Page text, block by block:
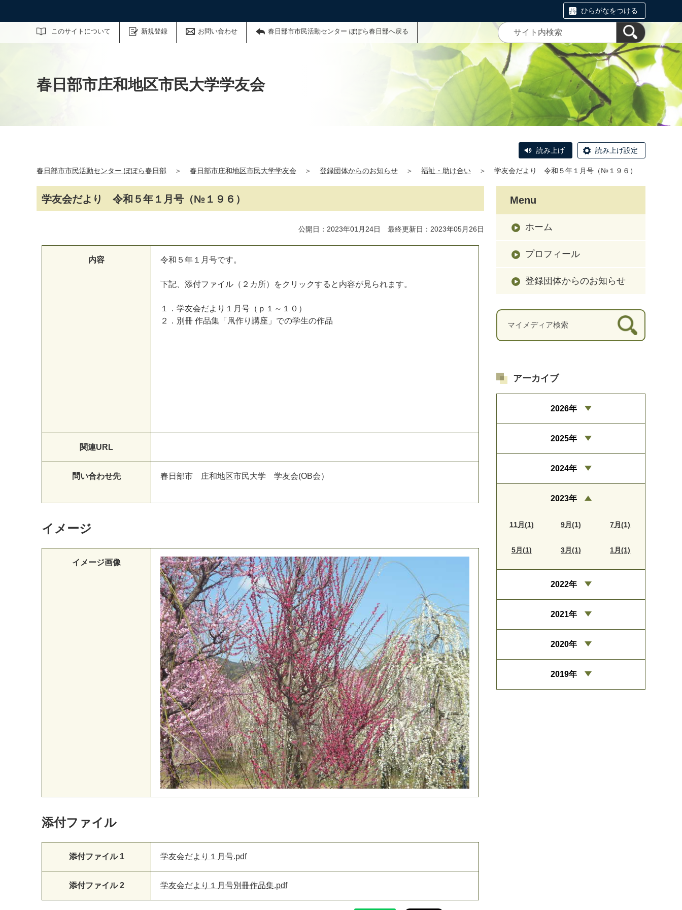
ひらがなをつける
このサイトについて 新規登録 お問い合わせ 春日部市市民活動センター ぽぽら春日部へ戻る
サイト内検索
春日部市庄和地区市民大学学友会
読み上げ 読み上げ設定
春日部市市民活動センター ぽぽら春日部 ＞ 春日部市庄和地区市民大学学友会 ＞ 登録団体からのお知らせ ＞ 福祉・助け合い ＞ 学友会だより 令和５年１月号（№１９６）
学友会だより 令和５年１月号（№１９６）
公開日：2023年01月24日 最終更新日：2023年05月26日
内容 令和５年１月号です。
下記、添付ファイル（２カ所）をクリックすると内容が見られます。
１．学友会だより１月号（ｐ１～１０）
２．別冊 作品集「凧作り講座」での学生の作品
関連URL
問い合わせ先 春 日 部市 庄和地区市民大学 学友会(OB会）
イメージ
イメージ画像
添付ファイル
添付ファイル 1 学友会だより１月号.pdf
添付ファイル 2 学友会だより１月号別冊作品集.pdf
Menu
ホーム
プロフィール
登録団体からのお知らせ
アーカイブ
2026年
2025年
2024年
2023年
11月(1) 9月(1) 7月(1)
5月(1) 3月(1) 1月(1)
2022年
2021年
2020年
2019年